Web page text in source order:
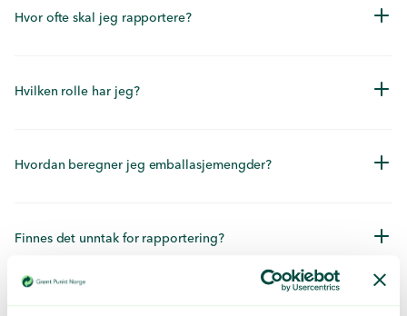
Hvor ofte skal jeg rapportere?
Hvilken rolle har jeg?
Hvordan beregner jeg emballasjemengder?
Finnes det unntak for rapportering?
Vi importerer tusenvis av produkter - hvordan skal vi klare